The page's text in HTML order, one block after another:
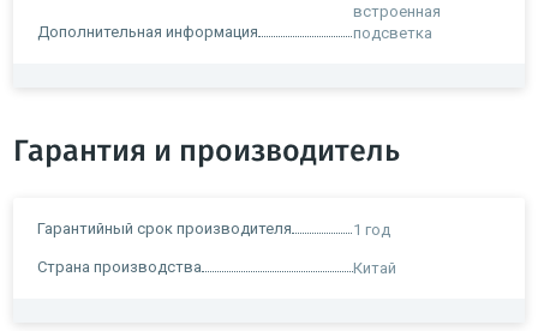
Дополнительная информация
встроенная
подсветка
Гарантия и производитель
Гарантийный срок производителя 1 год
Страна производства Китай